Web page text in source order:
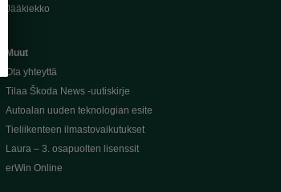
Jääkiekko
Muut
Ota yhteyttä
Tilaa Škoda News -uutiskirje
Autoalan uuden teknologian esite
Tieliikenteen ilmastovaikutukset
Laura – 3. osapuolten lisenssit
erWin Online